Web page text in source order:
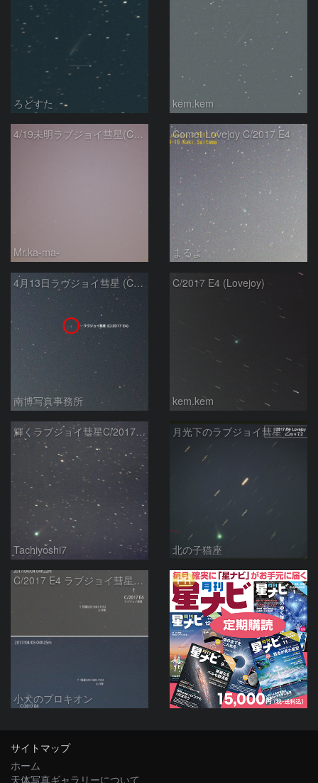
ろどすた kem.kem
4/19未明ラブジョイ彗星(C/2017E4)とM31
Mr.ka-ma-
Comet Lovejoy C/2017 E4
まるよ
4月13日ラヴジョイ彗星 (C/2017 E4)
南博写真事務所
C/2017 E4 (Lovejoy)
kem.kem
輝くラブジョイ彗星C/2017E4
Tachiyoshi7
月光下のラブジョイ彗星 2017E4 Lovejoy
北の子猫座
C/2017 E4 ラブジョイ彗星の動き
小犬のプロキオン
PR
サイトマップ
ホーム
天体写真ギャラリーについて